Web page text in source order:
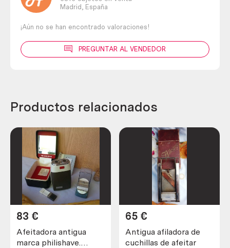
Madrid,
España
¡Aún no se han encontrado valoraciones!
PREGUNTAR AL VENDEDOR
Productos relacionados
Afeitadora antigua
marca philishave.
83 €
Antigua afiladora de
cuchillas de afeitar
65 €